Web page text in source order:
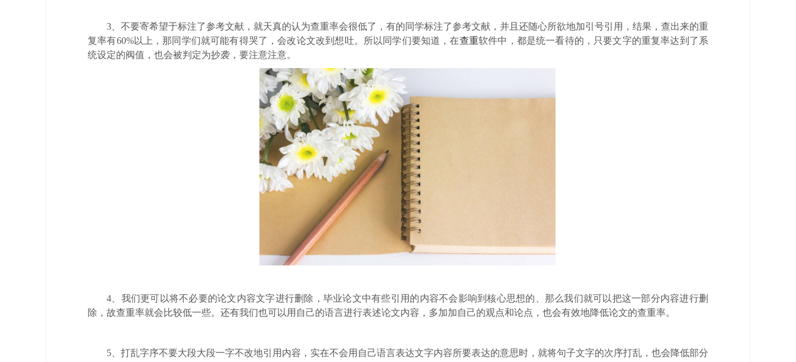
3、不要寄希望于标注了参考文献，就天真的认为查重率会很低了，有的同学标注了参考文献，并且还随心所欲地加引号引用，结果，查出来的重
复率有60%以上，那同学们就可能有得哭了，会改论文改到想吐。所以同学们要知道，在查重软件中，都是统一看待的，只要文字的重复率达到了系
统设定的阀值，也会被判定为抄袭，要注意注意。
4、我们更可以将不必要的论文内容文字进行删除，毕业论文中有些引用的内容不会影响到核心思想的、那么我们就可以把这一部分内容进行删
除，故查重率就会比较低一些。还有我们也可以用自己的语言进行表述论文内容，多加加自己的观点和论点，也会有效地降低论文的查重率。
5、打乱字序不要大段大段一字不改地引用内容，实在不会用自己语言表达文字内容所要表达的意思时，就将句子文字的次序打乱，也会降低部分